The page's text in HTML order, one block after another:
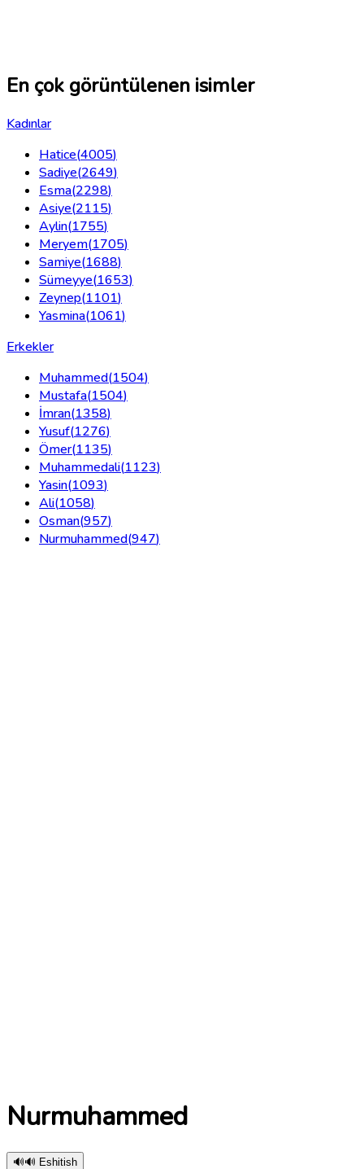
En çok görüntülenen isimler
Kadınlar
Hatice(4005)
Sadiye(2649)
Esma(2298)
Asiye(2115)
Aylin(1755)
Meryem(1705)
Samiye(1688)
Sümeyye(1653)
Zeynep(1101)
Yasmina(1061)
Erkekler
Muhammed(1504)
Mustafa(1504)
İmran(1358)
Yusuf(1276)
Ömer(1135)
Muhammedali(1123)
Yasin(1093)
Ali(1058)
Osman(957)
Nurmuhammed(947)
Nurmuhammed
🔊🔊 Eshitish